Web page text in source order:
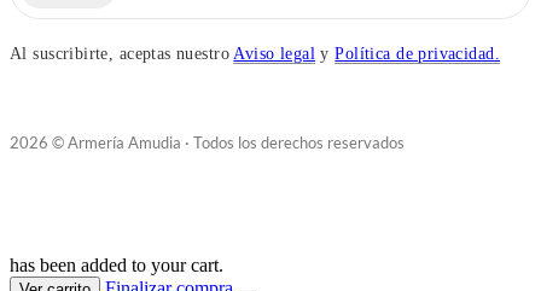
Al suscribirte, aceptas nuestroAviso legal yPolítica de privacidad.
2026 © Armería Amudia · Todos los derechos reservados
has been added to your cart.